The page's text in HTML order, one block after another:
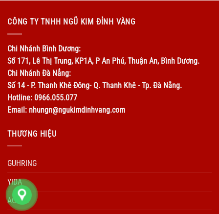
CÔNG TY TNHH NGŨ KIM ĐỈNH VÀNG
Chi Nhánh Bình Dương:
Số 171, Lê Thị Trung, KP1A, P An Phú, Thuận An, Bình Dương.
Chi Nhánh Đà Nẳng:
Số 14 - P. Thanh Khê Đông- Q. Thanh Khê - Tp. Đà Nẵng.
Hotline: 0966.055.077
Email: nhungn@ngukimdinhvang.com
THƯƠNG HIỆU
GUHRING
YIDA
ACCUD